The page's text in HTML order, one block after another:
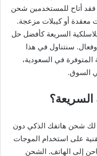
فقد أتاح للمستخدمين شحن
معقدة أو كيبلات مزعجة.
السريعة كأفضل حل
سنتناول في هذا
المتوفرة في السعودية،
السوق.
السريعة؟
لك شحن هاتفك الذكي دون
على استخدام الموجات
إلى الهاتف. الشحن